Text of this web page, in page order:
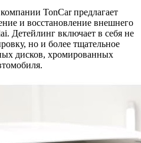
TonCar предлагает
и восстановление внешнего
Детейлинг включает в себя не
но и более тщательное
дисков, хромированных